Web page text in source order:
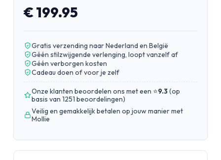
€ 199.95
Gratis verzending naar Nederland en België
Géén stilzwijgende verlenging, loopt vanzelf af
Géén verborgen kosten
Cadeau doen of voor je zelf
Onze klanten beoordelen ons met een ⭐9.3(op
basis van 1251 beoordelingen)
Veilig en gemakkelijk betalen op jouw manier met
Mollie